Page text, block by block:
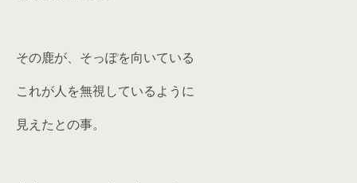
その鹿が、そっぽを向いている
これが人を無視しているように
見えたとの事。